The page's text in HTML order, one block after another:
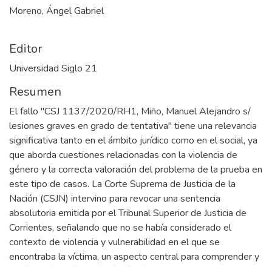
Moreno, Ángel Gabriel
Editor
Universidad Siglo 21
Resumen
El fallo "CSJ 1137/2020/RH1, Miño, Manuel Alejandro s/
lesiones graves en grado de tentativa" tiene una relevancia
significativa tanto en el ámbito jurídico como en el social, ya
que aborda cuestiones relacionadas con la violencia de
género y la correcta valoración del problema de la prueba en
este tipo de casos. La Corte Suprema de Justicia de la
Nación (CSJN) intervino para revocar una sentencia
absolutoria emitida por el Tribunal Superior de Justicia de
Corrientes, señalando que no se había considerado el
contexto de violencia y vulnerabilidad en el que se
encontraba la víctima, un aspecto central para comprender y